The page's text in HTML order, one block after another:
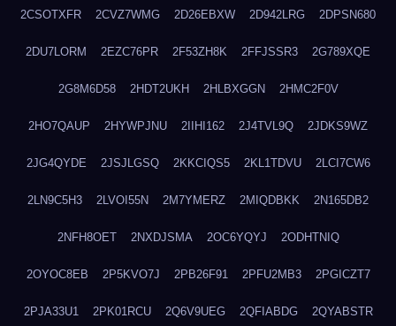
2CSOTXFR 2CVZ7WMG 2D26EBXW 2D942LRG 2DPSN680
2DU7LORM 2EZC76PR 2F53ZH8K 2FFJSSR3 2G789XQE
2G8M6D58 2HDT2UKH 2HLBXGGN 2HMC2F0V
2HO7QAUP 2HYWPJNU 2IIHI162 2J4TVL9Q 2JDKS9WZ
2JG4QYDE 2JSJLGSQ 2KKCIQS5 2KL1TDVU 2LCI7CW6
2LN9C5H3 2LVOI55N 2M7YMERZ 2MIQDBKK 2N165DB2
2NFH8OET 2NXDJSMA 2OC6YQYJ 2ODHTNIQ
2OYOC8EB 2P5KVO7J 2PB26F91 2PFU2MB3 2PGICZT7
2PJA33U1 2PK01RCU 2Q6V9UEG 2QFIABDG 2QYABSTR